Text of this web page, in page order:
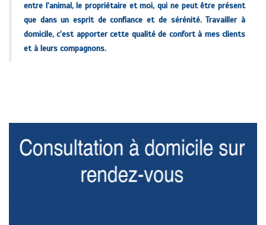
entre l’animal, le propriétaire et moi, qui ne peut être présent
que dans un esprit de confiance et de sérénité. Travailler à
domicile, c’est apporter cette qualité de confort à mes clients
et à leurs compagnons.